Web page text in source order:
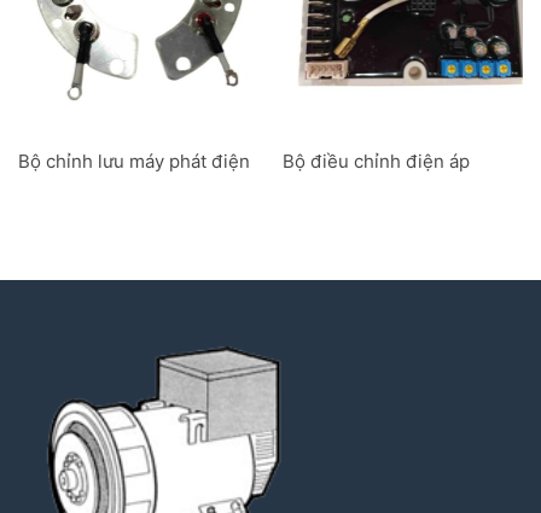
Bộ chỉnh lưu máy phát điện Bộ điều chỉnh điện áp